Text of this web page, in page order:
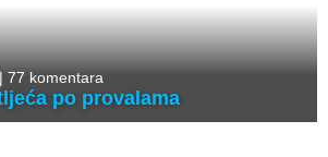
| 77 komentara
po provalama